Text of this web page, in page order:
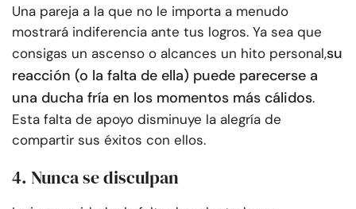
Una pareja a la que no le importa a menudo
mostrará indiferencia ante tus logros. Ya sea que
consigas un ascenso o alcances un hito personal,su
reacción (o la falta de ella) puede parecerse a
una ducha fría en los momentos más cálidos.
Esta falta de apoyo disminuye la alegría de
compartir sus éxitos con ellos.
4. Nunca se disculpan